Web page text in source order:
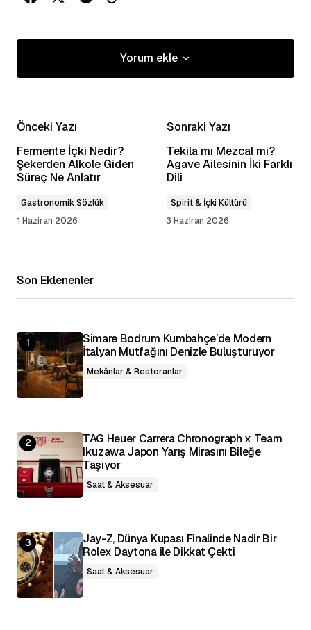
Yorum ekle
Yorum ekle
E-posta adresiniz yayınlanmayacak.
alanlar*ile işaretlenmişlerdir
Adınız*
Daha sonraki yorumlarımda kullanılması için
adım, e-posta adresim ve site adresim bu
tarayıcıya kaydedilsin.
Önceki Yazı
Fermente İçki Nedir?
Şekerden Alkole Giden
Süreç Ne Anlatır
Gastronomik Sözlük
1 Haziran 2026
Sonraki Yazı
Tekila mı Mezcal mi?
Agave Ailesinin İki Farklı
Dili
Spirit & İçki Kültürü
3 Haziran 2026
Son Eklenenler
Simare Bodrum Kumbahçe’de Modern
İtalyan Mutfağını Denizle Buluşturuyor
Mekânlar & Restoranlar
TAG Heuer Carrera Chronograph x Team
Ikuzawa Japon Yarış Mirasını Bileğe
Taşıyor
Saat & Aksesuar
Jay-Z, Dünya Kupası Finalinde Nadir Bir
Rolex Daytona ile Dikkat Çekti
Saat & Aksesuar